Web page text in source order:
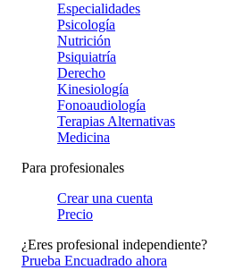
Especialidades
Psicología
Nutrición
Psiquiatría
Derecho
Kinesiología
Fonoaudiología
Terapias Alternativas
Medicina
Para profesionales
Crear una cuenta
Precio
¿Eres profesional independiente?
Prueba Encuadrado ahora